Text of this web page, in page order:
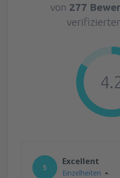
von 277
5
Excellent
Einzelheiten